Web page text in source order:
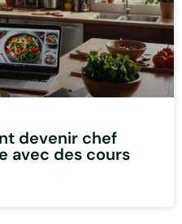
devenir chef
avec des cours